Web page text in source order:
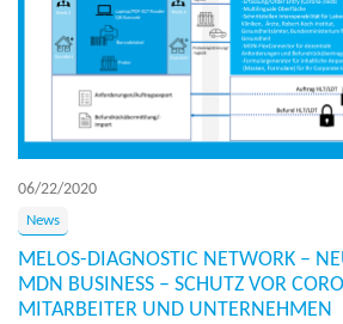
06/22/2020
News
MELOS-DIAGNOSTIC NETWORK –
MDN BUSINESS – SCHUTZ VOR
MITARBEITER UND UNTERNEHMEN